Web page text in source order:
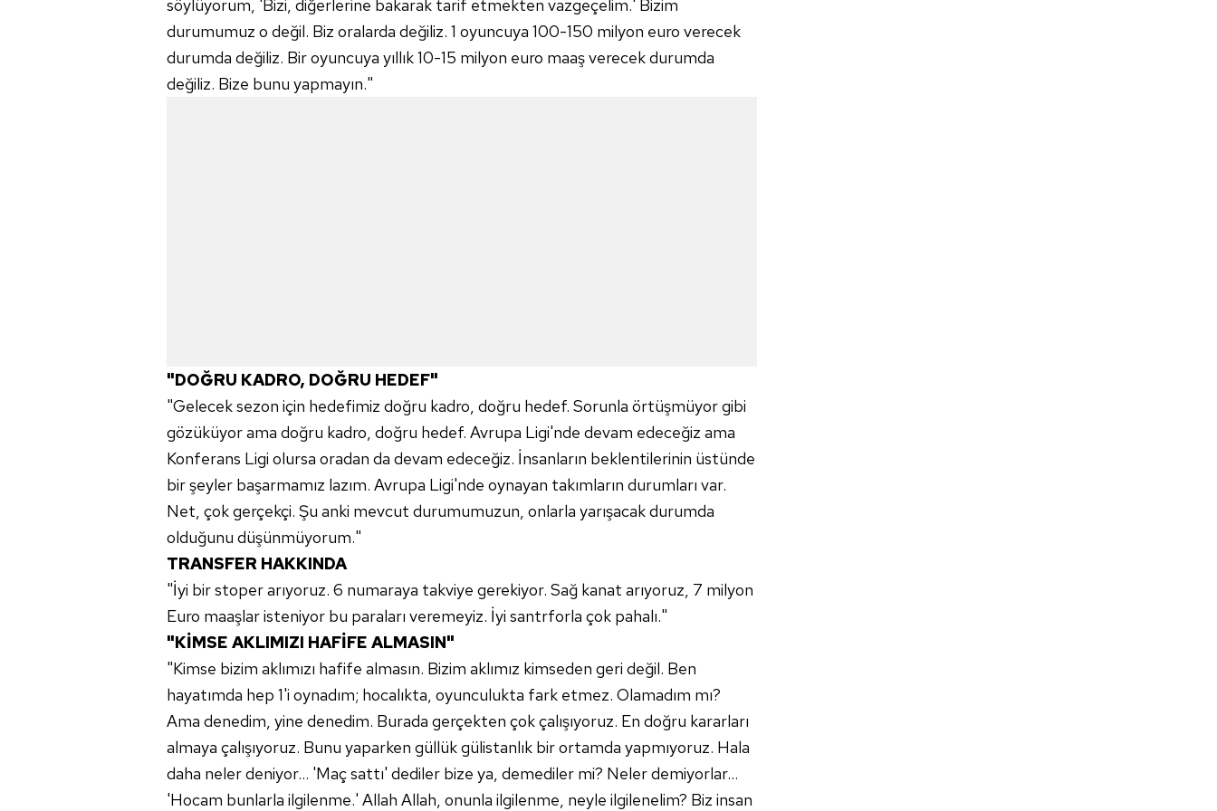
mevzuata uygun olarak kullanılan çerezlerle ilgili bilgi almak için lütfentıklayınız
söylüyorum, 'Bizi, diğerlerine bakarak tarif etmekten vazgeçelim.' Bizim
durumumuz o değil. Biz oralarda değiliz. 1 oyuncuya 100-150 milyon euro verecek
durumda değiliz. Bir oyuncuya yıllık 10-15 milyon euro maaş verecek durumda
değiliz. Bize bunu yapmayın."
"DOĞRU KADRO, DOĞRU HEDEF"
"Gelecek sezon için hedefimiz doğru kadro, doğru hedef. Sorunla örtüşmüyor gibi
gözüküyor ama doğru kadro, doğru hedef. Avrupa Ligi'nde devam edeceğiz ama
Konferans Ligi olursa oradan da devam edeceğiz. İnsanların beklentilerinin üstünde
bir şeyler başarmamız lazım. Avrupa Ligi'nde oynayan takımların durumları var.
Net, çok gerçekçi. Şu anki mevcut durumumuzun, onlarla yarışacak durumda
olduğunu düşünmüyorum."
TRANSFER HAKKINDA
"İyi bir stoper arıyoruz. 6 numaraya takviye gerekiyor. Sağ kanat arıyoruz, 7 milyon
Euro maaşlar isteniyor bu paraları veremeyiz. İyi santrforla çok pahalı."
"KİMSE AKLIMIZI HAFİFE ALMASIN"
"Kimse bizim aklımızı hafife almasın. Bizim aklımız kimseden geri değil. Ben
hayatımda hep 1'i oynadım; hocalıkta, oyunculukta fark etmez. Olamadım mı?
Ama denedim, yine denedim. Burada gerçekten çok çalışıyoruz. En doğru kararları
almaya çalışıyoruz. Bunu yaparken güllük gülistanlık bir ortamda yapmıyoruz. Hala
daha neler deniyor… 'Maç sattı' dediler bize ya, demediler mi? Neler demiyorlar…
'Hocam bunlarla ilgilenme.' Allah Allah, onunla ilgilenme, neyle ilgilenelim? Biz insan